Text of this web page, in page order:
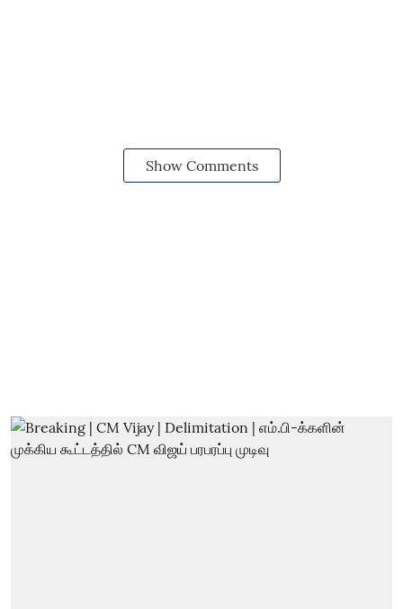
Show Comments